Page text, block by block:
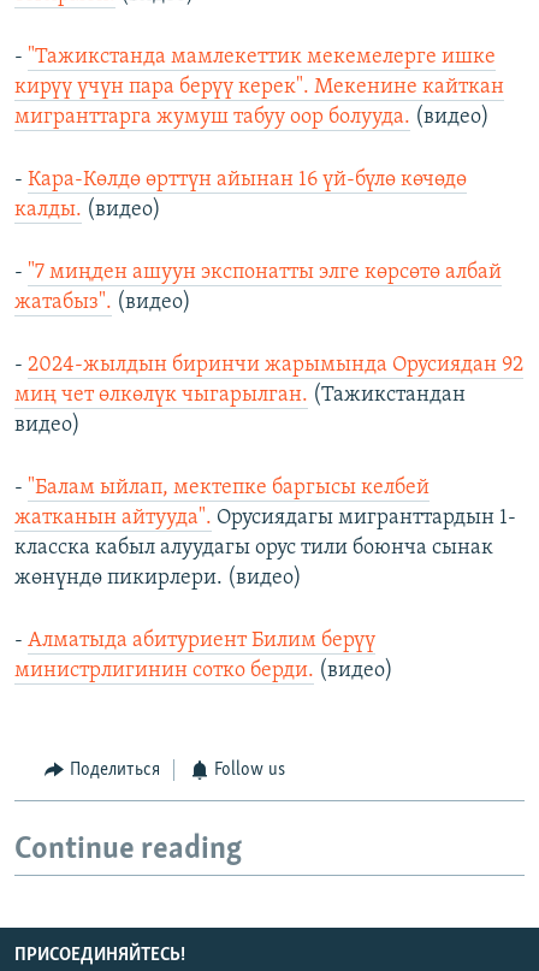
- "Тажикстанда мамлекеттик мекемелерге ишке
кирүү үчүн пара берүү керек". Мекенине кайткан
мигранттарга жумуш табуу оор болууда. (видео)
- Кара-Көлдө өрттүн айынан 16 үй-бүлө көчөдө
калды. (видео)
- "7 миңден ашуун экспонатты элге көрсөтө албай
жатабыз". (видео)
- 2024-жылдын биринчи жарымында Орусиядан 92
миң чет өлкөлүк чыгарылган. (Тажикстандан
видео)
- "Балам ыйлап, мектепке баргысы келбей
жатканын айтууда". Орусиядагы мигранттардын 1-
класска кабыл алуудагы орус тили боюнча сынак
жөнүндө пикирлери. (видео)
- Алматыда абитуриент Билим берүү
министрлигинин сотко берди. (видео)
Поделиться Follow us
Continue reading
ПРИСОЕДИНЯЙТЕСЬ!